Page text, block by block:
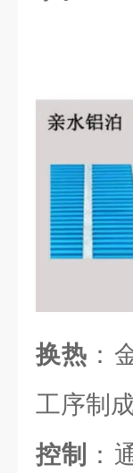
换热 ：
工序制
控制
：